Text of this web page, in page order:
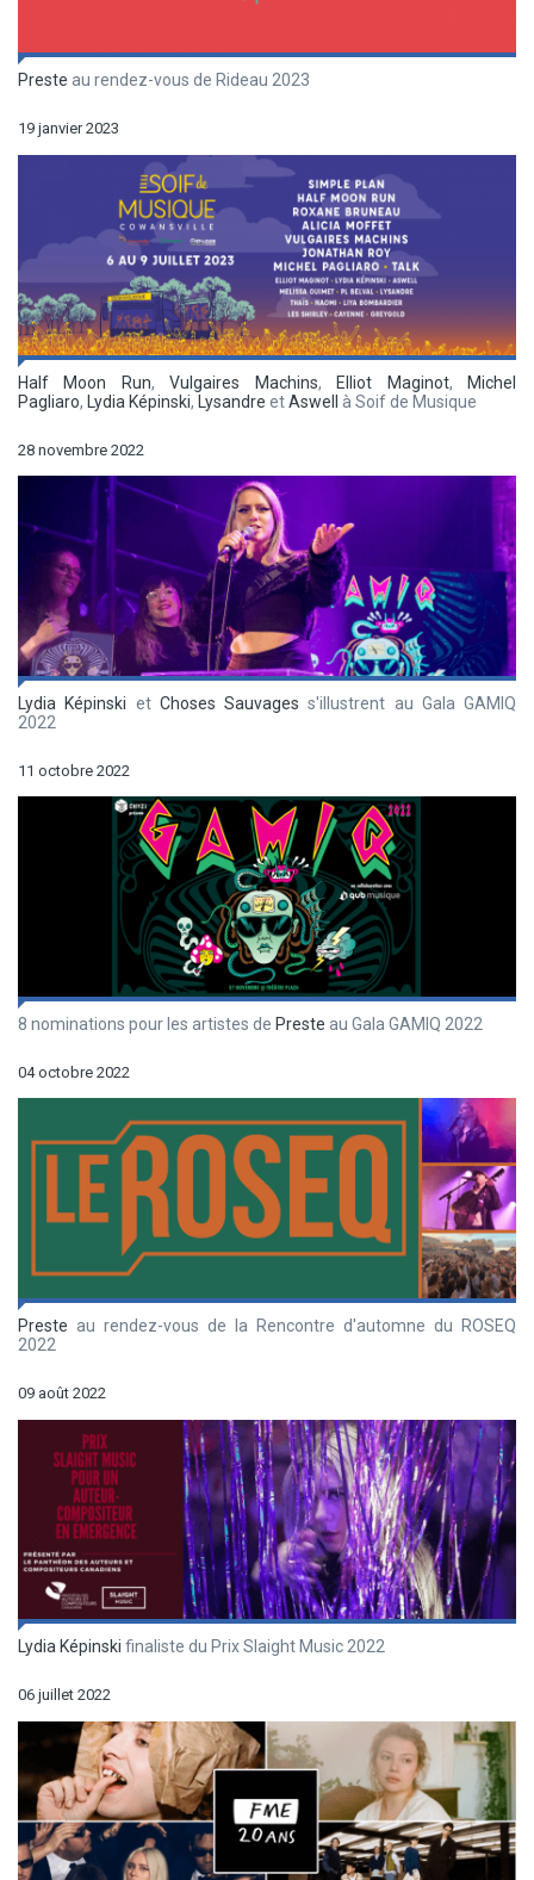
Preste au rendez-vous de Rideau 2023
19 janvier 2023
Half Moon Run,Vulgaires Machins,Elliot Maginot,Michel
Pagliaro, Lydia Képinski, Lysandre etAswell à Soif de Musique
28 novembre 2022
Lydia Képinski et Choses Sauvages s'illustrent au Gala GAMIQ
2022
11 octobre 2022
8 nominations pour les artistes de Preste au Gala GAMIQ 2022
04 octobre 2022
Preste au rendez-vous de la Rencontre d'automne du ROSEQ
2022
09 août 2022
Lydia Képinski finaliste du Prix Slaight Music 2022
06 juillet 2022